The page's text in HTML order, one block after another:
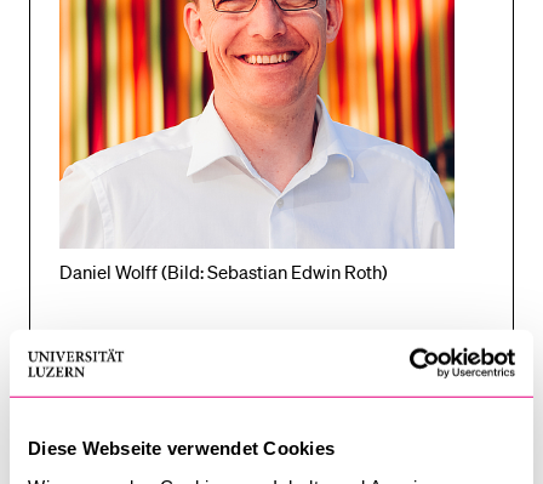
Diese Webseite verwendet Cookies
Daniel Wolff (Bild: Sebastian Edwin Roth)
Daniel Wolff,
«Social Media» und Kinder – eine
Bestandesaufnahme